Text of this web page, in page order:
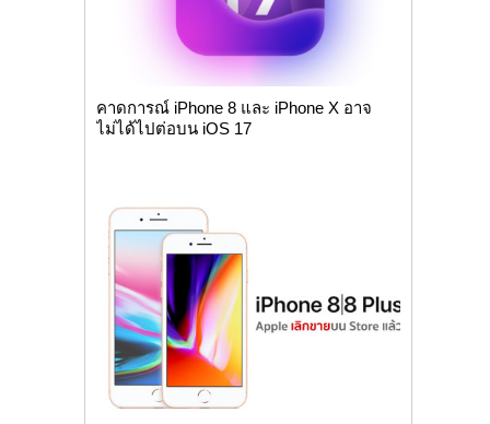
คาดการณ์ iPhone 8 และ iPhone X อาจ
ไม่ได้ไปต่อบน iOS 17